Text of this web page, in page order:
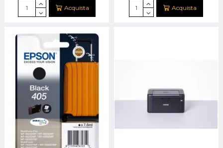
Acquista Acquista